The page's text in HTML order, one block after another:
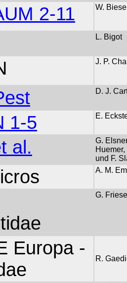
2-11 W.
L. Bigot
J. P.
D. J.
1-5 E.
al.
G.
und F.
A. M.
G. Friese
Europa -
R.